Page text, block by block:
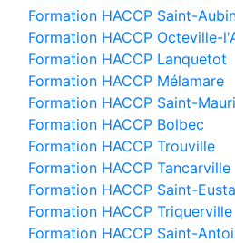
Formation HACCP Saint-
Formation HACCP Octeville-
Formation HACCP Lanquetot
Formation HACCP Mélamare
Formation HACCP Saint-
Formation HACCP Bolbec
Formation HACCP Trouville
Formation HACCP Tancarville
Formation HACCP Saint-
Formation HACCP Triquerville
Formation HACCP Saint-